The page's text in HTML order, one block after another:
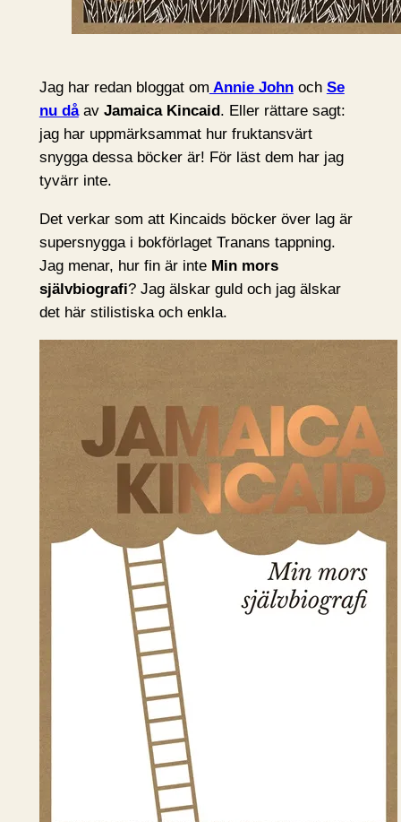
Jag har redan bloggat om Annie Johnoch Se
nu dåav Jamaica Kincaid. Eller rättare sagt:
jag har uppmärksammat hur fruktansvärt
snygga dessa böcker är! För läst dem har jag
tyvärr inte.
Det verkar som att Kincaids böcker över lag är
supersnygga i bokförlaget Tranans tappning.
Jag menar, hur fin är inte Min mors
självbiografi? Jag älskar guld och jag älskar
det här stilistiska och enkla.